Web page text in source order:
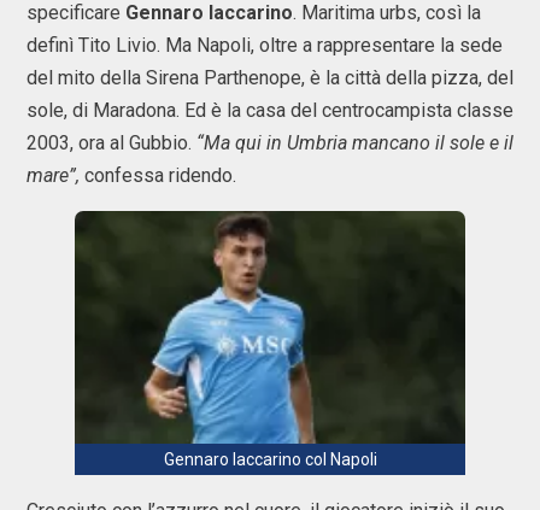
specificare Gennaro Iaccarino. Maritima urbs, così la
definì Tito Livio. Ma Napoli, oltre a rappresentare la sede
del mito della Sirena Parthenope, è la città della pizza, del
sole, di Maradona. Ed è la casa del centrocampista classe
2003, ora al Gubbio. “Ma qui in Umbria mancano il sole e il
mare”, confessa ridendo.
Gennaro Iaccarino col Napoli